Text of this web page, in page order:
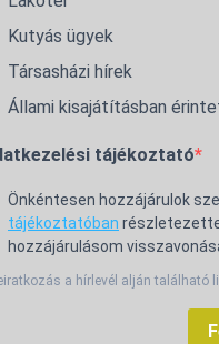
Kutyás ügyek
Társasházi hírek
Állami kisajátításban
tájékoztató
Önkéntesen hozzájárulok
tájékoztatóban
hozzájárulásom
a hírlevél alján található